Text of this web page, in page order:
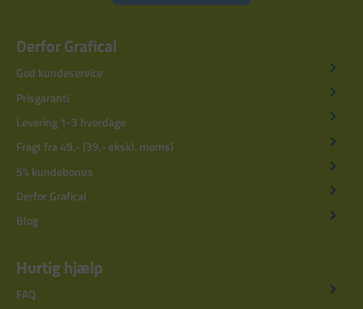
Derfor Grafical
God kundeservice
Prisgaranti
Levering 1-3 hverdage
Fragt fra 49,- (39,- ekskl. moms)
5% kundebonus
Derfor Grafical
Blog
Hurtig hjælp
FAQ